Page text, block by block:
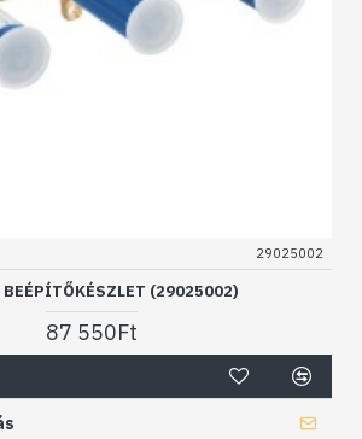
29025002
BEÉPÍTŐKÉSZLET (29025002)
87 550Ft